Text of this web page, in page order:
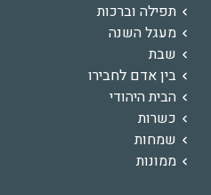
תפילה וברכות
מעגל השנה
שבת
בין אדם לחבירו
הבית היהודי
כשרות
שמחות
ממונות